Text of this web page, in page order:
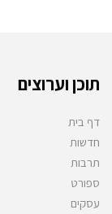
תוכן וערוצים
דף בית
חדשות
תרבות
ספורט
עסקים